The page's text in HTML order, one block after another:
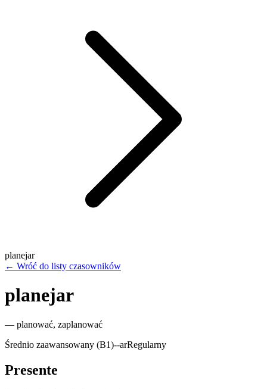
planejar
← Wróć do listy czasowników
planejar
— planować, zaplanować
Średnio zaawansowany (B1)--arRegularny
Presente